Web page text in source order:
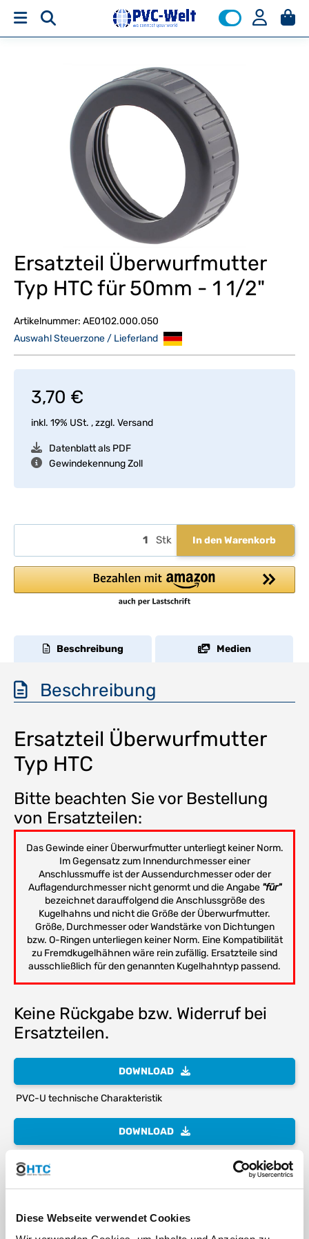
Diese Webseite verwendet Cookies
Ersatzteil Überwurfmutter
Typ HTC für 50mm - 1 1/2"
Artikelnummer: AE0102.000.050
Auswahl Steuerzone / Lieferland
3,70 €
inkl. 19% USt. , zzgl. Versand
Datenblatt als PDF
Gewindekennung Zoll
Stk In den Warenkorb
Beschreibung Medien
Beschreibung
Ersatzteil Überwurfmutter
Typ HTC
Bitte beachten Sie vor Bestellung
von Ersatzteilen:
Das Gewinde einer Überwurfmutter unterliegt keiner Norm.
Im Gegensatz zum Innendurchmesser einer
Anschlussmuffe ist der Aussendurchmesser oder der
Auflagendurchmesser nicht genormt und die Angabe "für"
bezeichnet darauffolgend die Anschlussgröße des
Kugelhahns und nicht die Größe der Überwurfmutter.
Größe, Durchmesser oder Wandstärke von Dichtungen
bzw. O-Ringen unterliegen keiner Norm. Eine Kompatibilität
zu Fremdkugelhähnen wäre rein zufällig. Ersatzteile sind
ausschließlich für den genannten Kugelhahntyp passend.
Keine Rückgabe bzw. Widerruf bei
Ersatzteilen.
DOWNLOAD
PVC-U technische Charakteristik
DOWNLOAD
die Gewindekennung - oder warum 1" eben keine 25,4mm sind
DOWNLOAD
chemische Beständigkeit von Kunststoffen